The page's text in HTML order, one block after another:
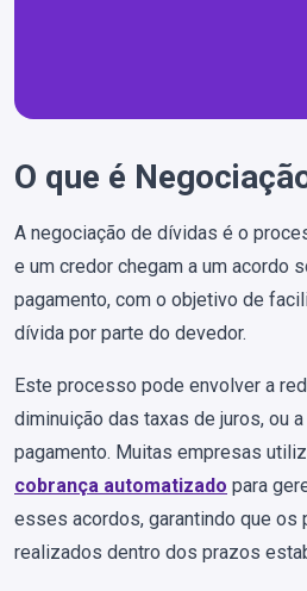
O que é
A negociação de dívidas é o
e um credor chegam a um acordo
pagamento, com o objetivo de
dívida por parte do devedor.
Este processo pode envolver a
diminuição das taxas de juros, ou
pagamento. Muitas empresas
cobrança automatizado para
esses acordos, garantindo que os
realizados dentro dos prazos